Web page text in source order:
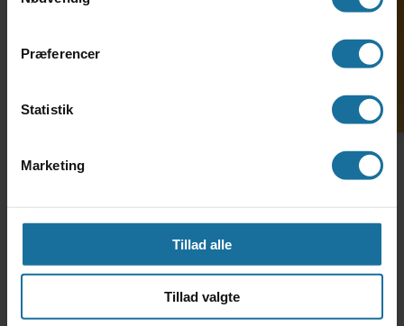
Præferencer
Statistik
Marketing
Tillad alle
Tillad valgte
Gå til nyhed